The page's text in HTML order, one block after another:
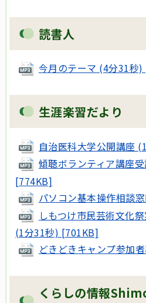
読書人
今月のテーマ (4分31秒
生涯楽習だより
自治医科大学公開講座
傾聴ボランティア講座
[774KB]
パソコン基本操作相談
しもつけ市民芸術文化
(1分31秒) [701KB]
どきどきキャンプ参加
くらしの情報